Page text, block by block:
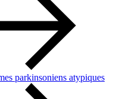
parkinsoniens atypiques